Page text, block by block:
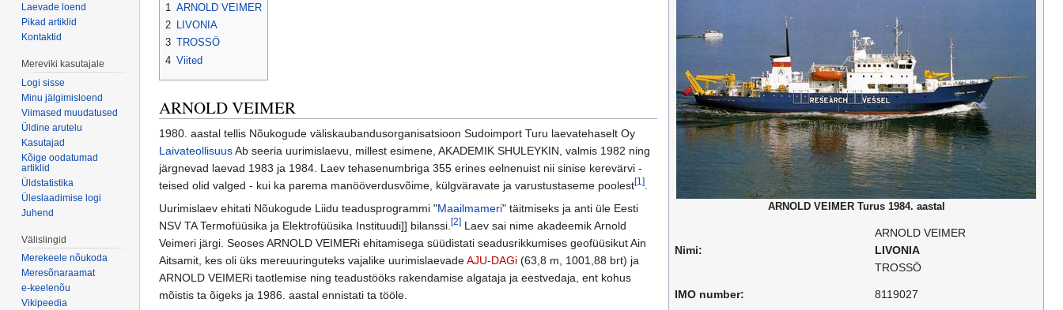
ARNOLD VEIMER Turus 1984. aastal
Nimi:
ARNOLD VEIMER
LIVONIA
TROSSÖ
IMO number: 8119027
1 ARNOLD VEIMER
2
LIVONIA
3 TROSSÖ
4 Viited
ARNOLD VEIMER
1980. aastal tellis Nõukogude väliskaubandusorganisatsioon Sudoimport Turu laevatehaselt Oy
LaivateollisuusAb seeria uurimislaevu, millest esimene, AKADEMIK SHULEYKIN, valmis 1982 ning
järgnevad laevad 1983 ja 1984. Laev tehasenumbriga 355 erines eelnenuist nii sinise kerevärvi -
teised olid valged - kui ka parema manööverdusvõime, külgväravate ja varustustaseme poolest[1]
Uurimislaev ehitati Nõukogude Liidu teadusprogrammi "Maailmameri" täitmiseks ja anti üle Eesti
NSV TA Termofüüsika ja Elektrofüüsika Instituudi]] bilanssi. [2] Laev sai nime akadeemik Arnold
Veimeri järgi. Seoses ARNOLD VEIMERi ehitamisega süüdistati seadusrikkumises geofüüsikut Ain
Aitsamit, kes oli üks mereuuringuteks vajalike uurimislaevadeAJU-DAGi (63,8 m, 1001,88 brt) ja
ARNOLD VEIMERi taotlemise ning teadustööks rakendamise algataja ja eestvedaja, ent kohus
mõistis ta õigeks ja 1986. aastal ennistati ta tööle.
Laevade loend
Pikad artiklid
Kontaktid
Mereviki kasutajale
Logi sisse
Minu jälgimisloend
Viimased muudatused
Üldine arutelu
Kasutajad
Kõige oodatumad
artiklid
Üldstatistika
Üleslaadimise logi
Juhend
Välislingid
Merekeele nõukoda
Meresõnaraamat
e-keelenõu
Vikipeedia